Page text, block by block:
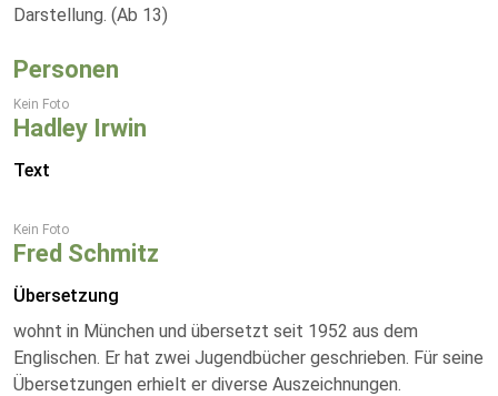
Darstellung. (Ab 13)
Personen
Kein Foto
Hadley Irwin
Text
Kein Foto
Fred Schmitz
Übersetzung
wohnt in München und übersetzt seit 1952 aus dem
Englischen. Er hat zwei Jugendbücher geschrieben. Für seine
Übersetzungen erhielt er diverse Auszeichnungen.